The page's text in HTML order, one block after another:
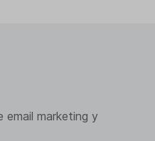
email marketing y